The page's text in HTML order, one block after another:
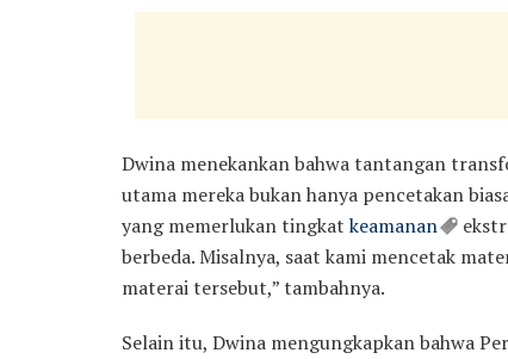
Dwina menekankan bahwa tantangan
utama mereka bukan hanya pencetakan
yang memerlukan tingkatkeamanan
berbeda. Misalnya, saat kami mencetak
materai tersebut,” tambahnya.
Selain itu, Dwina mengungkapkan bahwa